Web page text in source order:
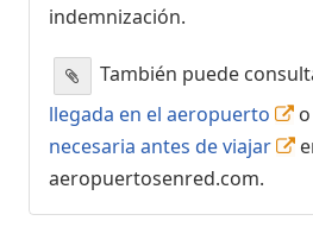
indemnización.
También puede
llegada en el aeropuerto
necesaria antes de viajar
aeropuertosenred.com.